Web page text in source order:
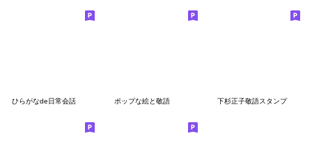
ひらがなde日常会話 ポップな絵と敬語 下杉正子敬語スタンプ